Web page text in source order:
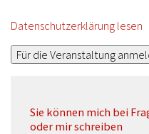
Datenschutzerklärung lesen
Sie können mich bei
oder mir schreiben